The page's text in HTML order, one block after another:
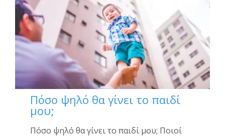
Πόσο ψηλό θα γίνει το παιδί
μου;
Πόσο ψηλό θα γίνει το παιδί μου; Ποιοί